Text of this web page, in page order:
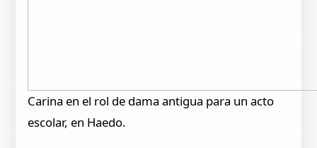
Carina en el rol de dama antigua para un acto
escolar, en Haedo.